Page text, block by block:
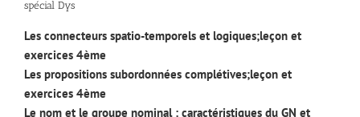
spécial Dys
Les connecteurs spatio-temporels et logiques;leçon et
exercices 4ème
Les propositions subordonnées complétives;leçon et
exercices 4ème
Le nom et le groupe nominal : caractéristiques du GN et